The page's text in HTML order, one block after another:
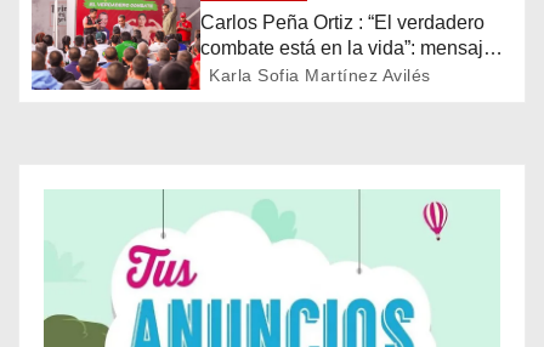
n
d
e
r
Carlos Peña Ortiz : “El verdadero
combate está en la vida”: mensaje
de Julio César Chávez en Reynosa
Karla Sofia Martínez Avilés